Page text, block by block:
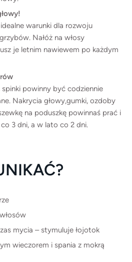
warunki dla rozwoju
Nałóż na włosy
je letnim nawiewem po każdym
spinki powinny być codziennie
Nakrycia głowy,gumki, ozdoby
na poduszkę powinnaś prać i
3 dni, a w lato co 2 dni.
mycia – stymuluje łojotok
wieczorem i spania z mokrą